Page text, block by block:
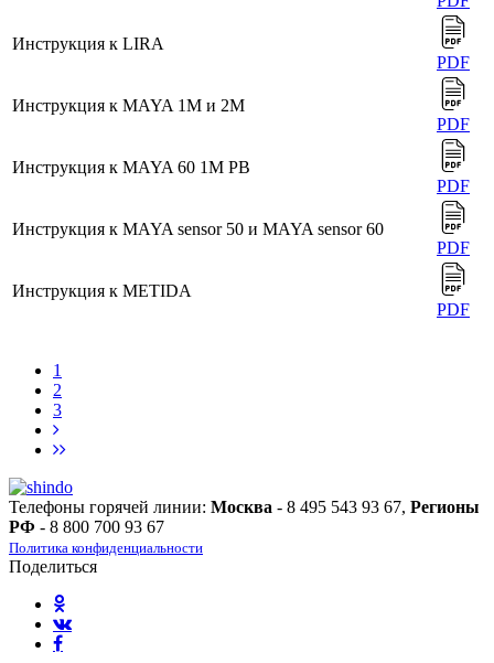
Инструкция к LIRA
PDF
Инструкция к MAYA 1M и 2M
PDF
Инструкция к MAYA 60 1M PB
PDF
Инструкция к MAYA sensor 50 и MAYA sensor 60
PDF
Инструкция к METIDA
PDF
1
2
3
Телефоны горячей линии: Москва - 8 495 543 93 67, Регионы
РФ - 8 800 700 93 67
Политика конфиденциальности
Поделиться